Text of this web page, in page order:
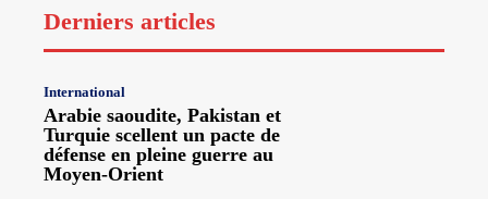
Derniers articles
International
Arabie saoudite, Pakistan et
Turquie scellent un pacte de
défense en pleine guerre au
Moyen-Orient